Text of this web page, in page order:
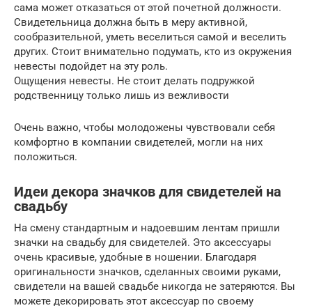
сама может отказаться от этой почетной должности.
Свидетельница должна быть в меру активной,
сообразительной, уметь веселиться самой и веселить
других. Стоит внимательно подумать, кто из окружения
невесты подойдет на эту роль.
Ощущения невесты. Не стоит делать подружкой
родственницу только лишь из вежливости
Очень важно, чтобы молодожены чувствовали себя
комфортно в компании свидетелей, могли на них
положиться.
Идеи декора значков для свидетелей на
свадьбу
На смену стандартным и надоевшим лентам пришли
значки на свадьбу для свидетелей. Это аксессуары
очень красивые, удобные в ношении. Благодаря
оригинальности значков, сделанных своими руками,
свидетели на вашей свадьбе никогда не затеряются. Вы
можете декорировать этот аксессуар по своему